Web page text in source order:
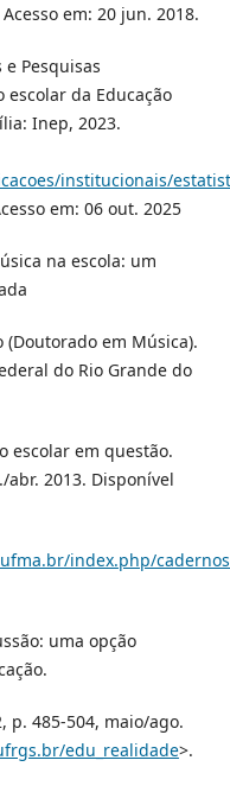
em: 20 jun. 2018.
Pesquisas
escolar da Educação
Inep, 2023.
institucionais/
em: 06 out. 2025
na escola: um
em Música).
do Rio Grande do
escolar em questão.
abr. 2013. Disponível
index.php/
uma opção
p. 485-504, maio/ago.
edu_realidade>.